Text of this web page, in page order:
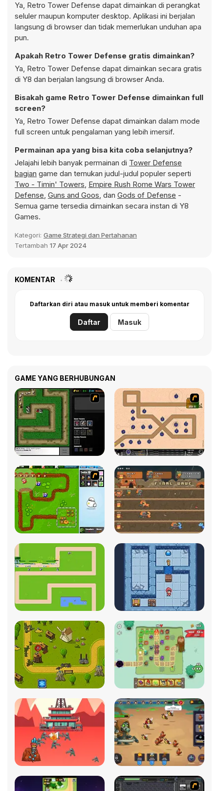
Ya, Retro Tower Defense dapat dimainkan di perangkat
seluler maupun komputer desktop. Aplikasi ini berjalan
langsung di browser dan tidak memerlukan unduhan apa
pun.
Apakah Retro Tower Defense gratis dimainkan?
Ya, Retro Tower Defense dapat dimainkan secara gratis
di Y8 dan berjalan langsung di browser Anda.
Bisakah game Retro Tower Defense dimainkan full
screen?
Ya, Retro Tower Defense dapat dimainkan dalam mode
full screen untuk pengalaman yang lebih imersif.
Permainan apa yang bisa kita coba selanjutnya?
Jelajahi lebih banyak permainan di Tower Defense
bagian game dan temukan judul-judul populer seperti
Two - Timin' Towers, Empire Rush Rome Wars Tower
Defense, Guns and Goos, dan Gods of Defense -
Semua game tersedia dimainkan secara instan di Y8
Games.
Kategori: Game Strategi dan Pertahanan
Tertambah 17 Apr 2024
KOMENTAR
Daftarkan diri atau masuk untuk memberi komentar
Daftar Masuk
GAME YANG BERHUBUNGAN